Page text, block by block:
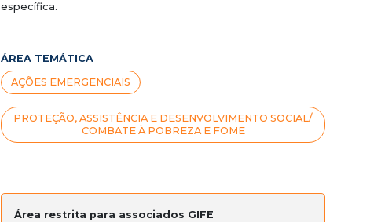
específica.
ÁREA TEMÁTICA
AÇÕES EMERGENCIAIS
PROTEÇÃO, ASSISTÊNCIA E DESENVOLVIMENTO SOCIAL/
COMBATE À POBREZA E FOME
Área restrita para associados GIFE